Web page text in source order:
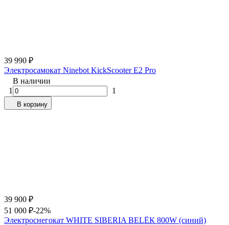
39 990 ₽
Электросамокат Ninebot KickScooter E2 Pro
В наличии
1
1
В корзину
39 900 ₽
51 000 ₽-22%
Электроснегокат WHITE SIBERIA BELЁК 800W (синий)